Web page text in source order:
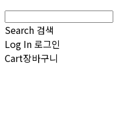
Search 검색
Log In 로그인
Cart장바구니